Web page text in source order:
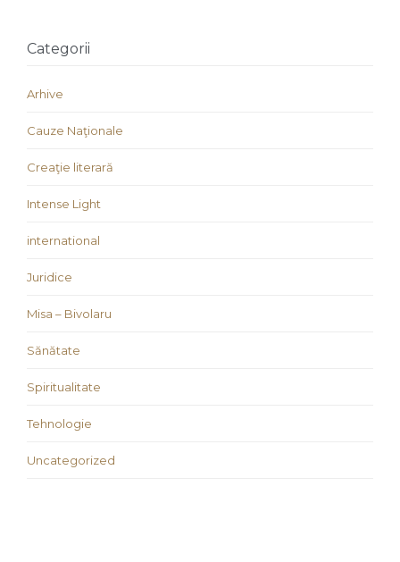
Categorii
Arhive
Cauze Naţionale
Creaţie literară
Intense Light
international
Juridice
Misa – Bivolaru
Sănătate
Spiritualitate
Tehnologie
Uncategorized